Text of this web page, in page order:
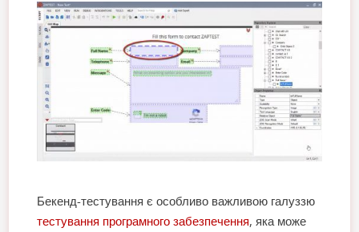
Бекенд-тестування є особливо важливою галуззю
тестування програмного забезпечення, яка може